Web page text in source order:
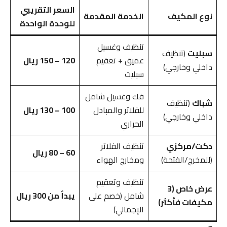
نوع المكيف الخدمة المقدمة
السعر التقريبي
للوحدة الواحدة
سبليت (تنظيف
داخلي وخارجي)
تنظيف وغسيل
عميق + تعقيم
سبليت
120 – 150 ريال
شباك (تنظيف
داخلي وخارجي)
فك وغسيل شامل
للفلاتر والمبادل
الحراري
100 – 130 ريال
دكت/مركزي
(للمخرج/الفتحة)
تنظيف الفلاتر
ومخارج الهواء
60 – 80 ريال
عرض خاص (3
مكيفات فأكثر)
تنظيف وتعقيم
شامل (خصم على
الإجمالي)
يبدأ من 300 ريال